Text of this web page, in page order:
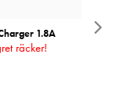
1.8A
räcker!